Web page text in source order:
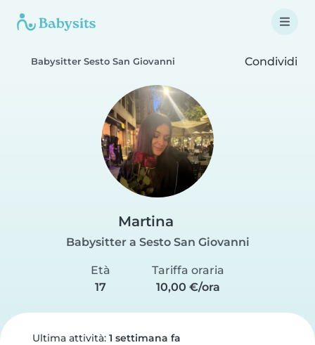
Babysitter Sesto San Giovanni Condividi
Martina
Babysitter a Sesto San Giovanni
Età
17
Tariffa oraria
10,00 €/ora
Ultima attività: 1 settimana fa